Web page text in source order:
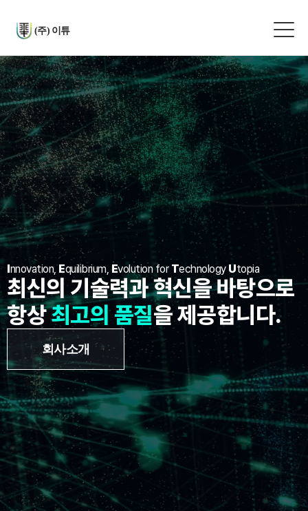
(주) 이튜
Innovation,Equilibrium,Evolution for Technology Utopia
최신의 기술력과 혁신을 바탕으로
항상최고의 품질을 제공합니다.
회사소개